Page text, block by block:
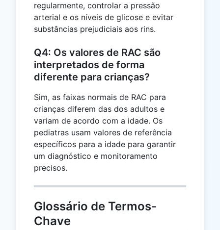
regularmente, controlar a pressão
arterial e os níveis de glicose e evitar
substâncias prejudiciais aos rins.
Q4: Os valores de RAC são
interpretados de forma
diferente para crianças?
Sim, as faixas normais de RAC para
crianças diferem das dos adultos e
variam de acordo com a idade. Os
pediatras usam valores de referência
específicos para a idade para garantir
um diagnóstico e monitoramento
precisos.
Glossário de Termos-
Chave